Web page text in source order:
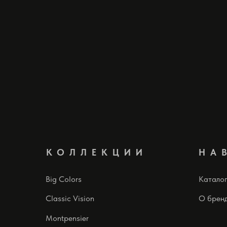
О
Каталог
Montpensier
Classic Vision
КОЛЛЕКЦИИ
Big Colors